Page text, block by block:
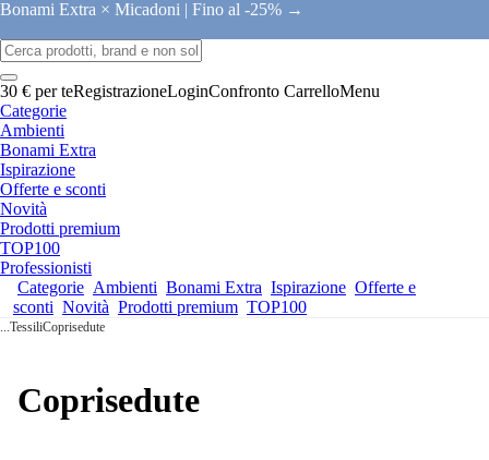
Bonami Extra × Micadoni | Fino al -25% →
30 € per teRegistrazioneLoginConfronto CarrelloMenu
Categorie
Ambienti
Bonami Extra
Ispirazione
Offerte e sconti
Novità
Prodotti premium
TOP100
Professionisti
Categorie Ambienti Bonami Extra Ispirazione Offerte e
sconti Novità Prodotti premium TOP100
...TessiliCoprisedute
Coprisedute